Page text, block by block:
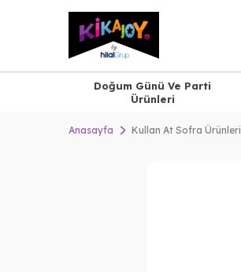
Doğum Günü Ve Parti
Ürünleri
Anasayfa Kullan At Sofra Ürünleri